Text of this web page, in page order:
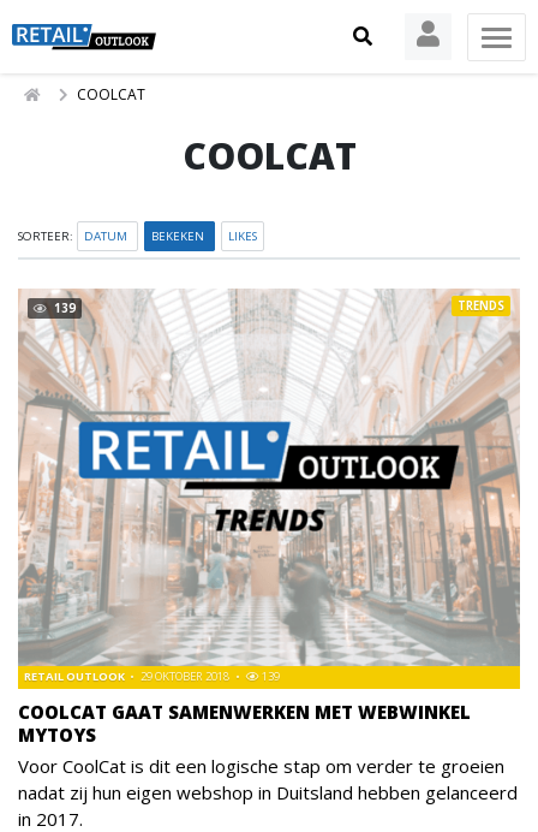
COOLCAT
COOLCAT
SORTEER: DATUM BEKEKEN LIKES
139
COOLCAT GAAT SAMENWERKEN MET WEBWINKEL
MYTOYS
RETAIL OUTLOOK 29 OKTOBER 2018 139
TRENDS
Voor CoolCat is dit een logische stap om verder te groeien
nadat zij hun eigen webshop in Duitsland hebben gelanceerd
in 2017.